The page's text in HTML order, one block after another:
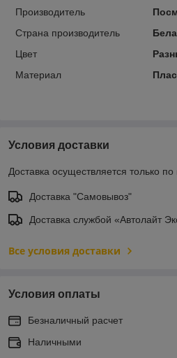
Производитель
Страна производитель
Цвет
Материал
Условия доставки
Доставка осуществляется только по
Доставка "Самовывоз"
Доставка службой «Автолайт
Все условия доставки
Условия оплаты
Безналичный расчет
Наличными